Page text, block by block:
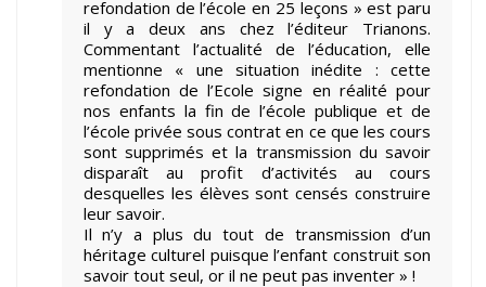
refondation de l’école en 25 leçons » est paru
il y a deux ans chez l’éditeur Trianons.
Commentant l’actualité de l’éducation, elle
mentionne « une situation inédite : cette
refondation de l’Ecole signe en réalité pour
nos enfants la fin de l’école publique et de
l’école privée sous contrat en ce que les cours
sont supprimés et la transmission du savoir
disparaît au profit d’activités au cours
desquelles les élèves sont censés construire
leur savoir.
Il n’y a plus du tout de transmission d’un
héritage culturel puisque l’enfant construit son
savoir tout seul, or il ne peut pas inventer » !